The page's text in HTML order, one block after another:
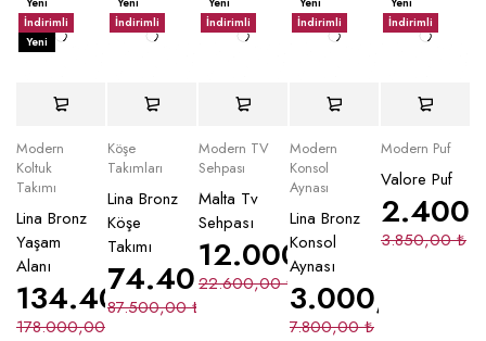
İndirimli
Yeni
Modern
Koltuk
Takımı
Lina Bronz
Yaşam
Alanı
178.000,00
134.400,00₺
İndirimli
Köşe
Takımları
Lina Bronz
Köşe
Takımı
87.500,00₺
74.400,00₺
İndirimli
Modern TV
Sehpası
Malta Tv
Sehpası
22.600,00₺
12.000,00
İndirimli
Modern
Konsol
Aynası
Lina Bronz
Konsol
Aynası
7.800,00₺
3.000,00
İndirimli
Modern Puf
Valore Puf
3.850,00₺